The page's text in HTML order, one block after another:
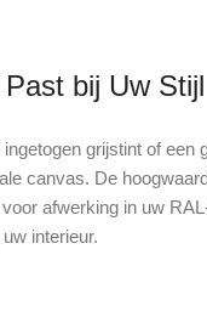
bij Uw Stijl
grijstint of een
canvas. De
afwerking in uw
interieur.